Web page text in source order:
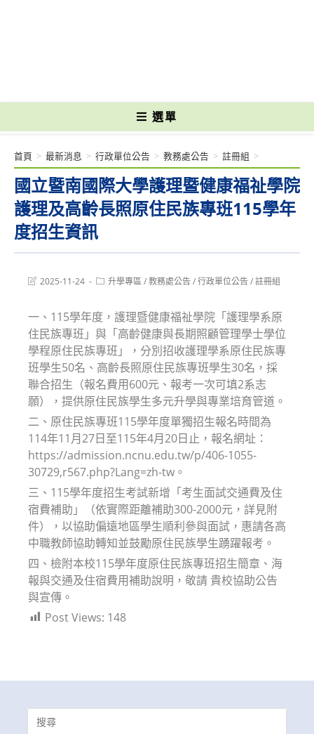
選單
國立暨南國際大學護理暨健康福祉學院
護理及高齡長照原住民族專班115學年
度招生資訊
首頁 > 最新消息 > 行政單位公告 > 教務處公告 > 註冊組 >
Post2025-11-24
Post升學專區/教務處公告/行政單位公告/註冊組
一、115學年度，護理暨健康福祉學院「護理學系原
住民族專班」與「高齡健康與長期照顧管理學士學位
學程原住民族專班」，分別招收護理學系原住民族專
班學生50名、高齡長照原住民族專班學生30名，採
聯合招生（報名費用600元、報考一次可填2系志
願），提供原住民族學生多元升學與專業培育管道。
二、原住民族專班115學年度單獨招生報名時間為
114年11月27日至115年4月20日止，報名網址：
https://admission.ncnu.edu.tw/p/406-1055-
30729,r567.php?Lang=zh-tw。
三、115學年度招生考試新增「考生面試交通費及住
宿費補助」（依實際距離補助300-2000元，詳見附
件），以協助偏遠地區學生順利參與面試，惠請各高
中職教師協助轉知並鼓勵原住民族學生踴躍報考。
四、檢附本校115學年度原住民族專班招生簡章、海
報與交通及住宿費用補助說明，敬請 貴校協助公告
與宣傳。
Post Views: 148
Search
for: